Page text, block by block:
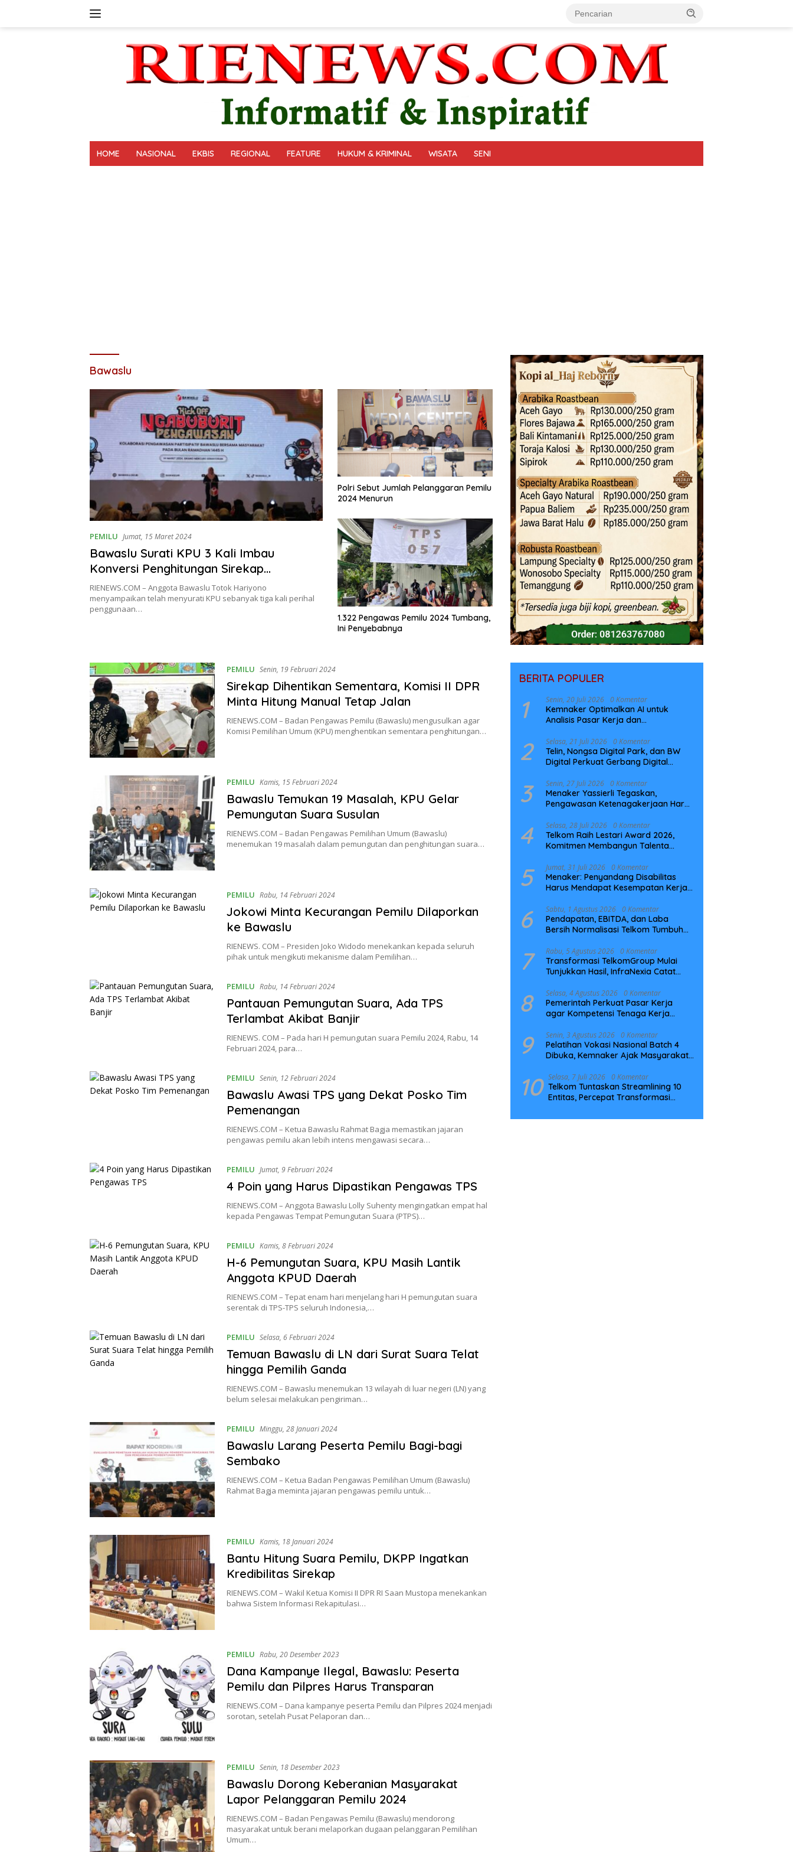
HOME NASIONAL EKBIS REGIONAL FEATURE HUKUM & KRIMINAL WISATA SENI
Bawaslu
PEMILU Jumat, 15 Maret 2024
Bawaslu Surati KPU 3 Kali Imbau
Konversi Penghitungan Sirekap
Dihentikan
RIENEWS.COM – Anggota Bawaslu Totok Hariyono
menyampaikan telah menyurati KPU sebanyak tiga kali perihal
penggunaan…
Polri Sebut Jumlah Pelanggaran Pemilu
2024 Menurun
1.322 Pengawas Pemilu 2024 Tumbang,
Ini Penyebabnya
PEMILU Senin, 19 Februari 2024
Sirekap Dihentikan Sementara, Komisi II DPR
Minta Hitung Manual Tetap Jalan
RIENEWS.COM – Badan Pengawas Pemilu (Bawaslu) mengusulkan agar
Komisi Pemilihan Umum (KPU) menghentikan sementara penghitungan…
PEMILU Kamis, 15 Februari 2024
Bawaslu Temukan 19 Masalah, KPU Gelar
Pemungutan Suara Susulan
RIENEWS.COM – Badan Pengawas Pemilihan Umum (Bawaslu)
menemukan 19 masalah dalam pemungutan dan penghitungan suara…
PEMILU Rabu, 14 Februari 2024
Jokowi Minta Kecurangan Pemilu Dilaporkan
ke Bawaslu
RIENEWS. COM – Presiden Joko Widodo menekankan kepada seluruh
pihak untuk mengikuti mekanisme dalam Pemilihan…
PEMILU Rabu, 14 Februari 2024
Pantauan Pemungutan Suara, Ada TPS
Terlambat Akibat Banjir
RIENEWS. COM – Pada hari H pemungutan suara Pemilu 2024, Rabu, 14
Februari 2024, para…
PEMILU Senin, 12 Februari 2024
Bawaslu Awasi TPS yang Dekat Posko Tim
Pemenangan
RIENEWS.COM – Ketua Bawaslu Rahmat Bagja memastikan jajaran
pengawas pemilu akan lebih intens mengawasi secara…
PEMILU Jumat, 9 Februari 2024
4 Poin yang Harus Dipastikan Pengawas TPS
RIENEWS.COM – Anggota Bawaslu Lolly Suhenty mengingatkan empat hal
kepada Pengawas Tempat Pemungutan Suara (PTPS)…
PEMILU Kamis, 8 Februari 2024
H-6 Pemungutan Suara, KPU Masih Lantik
Anggota KPUD Daerah
RIENEWS.COM – Tepat enam hari menjelang hari H pemungutan suara
serentak di TPS-TPS seluruh Indonesia,…
PEMILU Selasa, 6 Februari 2024
Temuan Bawaslu di LN dari Surat Suara Telat
hingga Pemilih Ganda
RIENEWS.COM – Bawaslu menemukan 13 wilayah di luar negeri (LN) yang
belum selesai melakukan pengiriman…
PEMILU Minggu, 28 Januari 2024
Bawaslu Larang Peserta Pemilu Bagi-bagi
Sembako
RIENEWS.COM – Ketua Badan Pengawas Pemilihan Umum (Bawaslu)
Rahmat Bagja meminta jajaran pengawas pemilu untuk…
PEMILU Kamis, 18 Januari 2024
Bantu Hitung Suara Pemilu, DKPP Ingatkan
Kredibilitas Sirekap
RIENEWS.COM – Wakil Ketua Komisi II DPR RI Saan Mustopa menekankan
bahwa Sistem Informasi Rekapitulasi…
PEMILU Rabu, 20 Desember 2023
Dana Kampanye Ilegal, Bawaslu: Peserta
Pemilu dan Pilpres Harus Transparan
RIENEWS.COM – Dana kampanye peserta Pemilu dan Pilpres 2024 menjadi
sorotan, setelah Pusat Pelaporan dan…
PEMILU Senin, 18 Desember 2023
Bawaslu Dorong Keberanian Masyarakat
Lapor Pelanggaran Pemilu 2024
RIENEWS.COM – Badan Pengawas Pemilu (Bawaslu) mendorong
masyarakat untuk berani melaporkan dugaan pelanggaran Pemilihan
Umum…
BERITA POPULER
1 Senin, 20 Juli 2026 0 Komentar
Kemnaker Optimalkan AI untuk
Analisis Pasar Kerja dan
2 Selasa, 21 Juli 2026 0 Komentar
Telin, Nongsa Digital Park, dan BW
Digital Perkuat Gerbang Digital
NCC
3 Senin, 27 Juli 2026 0 Komentar
Menaker Yassierli Tegaskan,
Pengawasan Ketenagakerjaan Harus
4 Selasa, 28 Juli 2026 0 Komentar
Telkom Raih Lestari Award 2026,
Komitmen Membangun Talenta
5 Jumat, 31 Juli 2026 0 Komentar
Menaker: Penyandang Disabilitas
Harus Mendapat Kesempatan Kerja
6 Sabtu, 1 Agustus 2026 0 Komentar
Pendapatan, EBITDA, dan Laba
Bersih Normalisasi Telkom Tumbuh
7 Rabu, 5 Agustus 2026 0 Komentar
Transformasi TelkomGroup Mulai
Tunjukkan Hasil, InfraNexia Catat
Digital Nasional
8 Selasa, 4 Agustus 2026 0 Komentar
Pemerintah Perkuat Pasar Kerja
agar Kompetensi Tenaga Kerja
9 Senin, 3 Agustus 2026 0 Komentar
Pelatihan Vokasi Nasional Batch 4
Dibuka, Kemnaker Ajak Masyarakat
10 Selasa, 7 Juli 2026 0 Komentar
Telkom Tuntaskan Streamlining 10
Entitas, Percepat Transformasi